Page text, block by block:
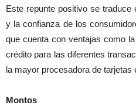
Este repunte positivo se
y la confianza de los
que cuenta con ventajas como
crédito para las diferentes
la mayor procesadora de tarjetas
Montos